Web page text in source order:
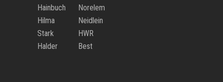
Hainbuch
Norelem
Hilma
Neidlein
Stark
HWR
Halder
Best